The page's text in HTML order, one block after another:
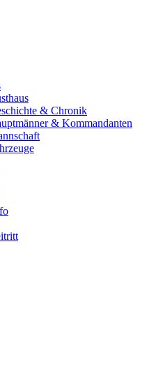
& Chronik
& Kommandanten